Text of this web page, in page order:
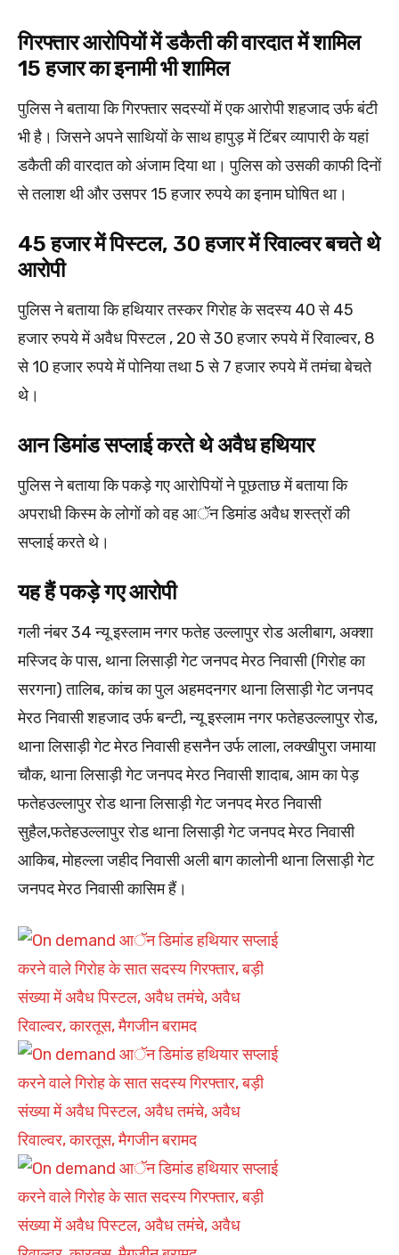
गिरफ्तार आरोपियों में डकैती की वारदात में शामिल
15 हजार का इनामी भी शामिल
पुलिस ने बताया कि गिरफ्तार सदस्यों में एक आरोपी शहजाद उर्फ बंटी
भी है। जिसने अपने साथियों के साथ हापुड़ में टिंबर व्यापारी के यहां
डकैती की वारदात को अंजाम दिया था। पुलिस को उसकी काफी दिनों
से तलाश थी और उसपर 15 हजार रुपये का इनाम घोषित था।
45 हजार में पिस्टल, 30 हजार में रिवाल्वर बचते थे
आरोपी
पुलिस ने बताया कि हथियार तस्कर गिरोह के सदस्य 40 से 45
हजार रुपये में अवैध पिस्टल , 20 से 30 हजार रुपये में रिवाल्वर, 8
से 10 हजार रुपये में पोनिया तथा 5 से 7 हजार रुपये में तमंचा बेचते
थे।
आन डिमांड सप्लाई करते थे अवैध हथियार
पुलिस ने बताया कि पकड़े गए आरोपियों ने पूछताछ में बताया कि
अपराधी किस्म के लोगों को वह आॅन डिमांड अवैध शस्त्रों की
सप्लाई करते थे।
यह हैं पकड़े गए आरोपी
गली नंबर 34 न्यू इस्लाम नगर फतेह उल्लापुर रोड अलीबाग, अक्शा
मस्जिद के पास, थाना लिसाड़ी गेट जनपद मेरठ निवासी (गिरोह का
सरगना) तालिब, कांच का पुल अहमदनगर थाना लिसाड़ी गेट जनपद
मेरठ निवासी शहजाद उर्फ बन्टी, न्यू इस्लाम नगर फतेहउल्लापुर रोड,
थाना लिसाड़ी गेट मेरठ निवासी हसनैन उर्फ लाला, लक्खीपुरा जमाया
चौक, थाना लिसाड़ी गेट जनपद मेरठ निवासी शादाब, आम का पेड़
फतेहउल्लापुर रोड थाना लिसाड़ी गेट जनपद मेरठ निवासी
सुहैल,फतेहउल्लापुर रोड थाना लिसाड़ी गेट जनपद मेरठ निवासी
आकिब, मोहल्ला जहीद निवासी अली बाग कालोनी थाना लिसाड़ी गेट
जनपद मेरठ निवासी कासिम हैं।